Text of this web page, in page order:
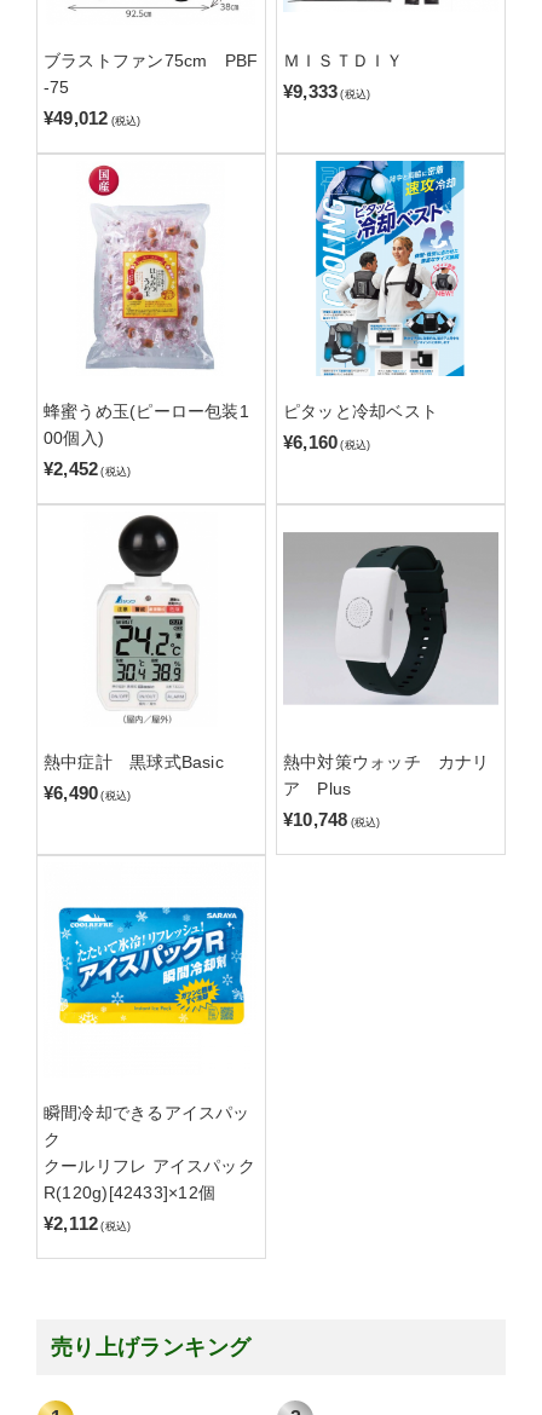
ブラストファン75cm PBF
-75
¥49,012 (税込)
ＭＩＳＴＤＩＹ
¥9,333 (税込)
蜂蜜うめ玉(ピーロー包装1
00個入)
¥2,452 (税込)
ピタッと冷却ベスト
¥6,160 (税込)
熱中症計 黒球式Basic
¥6,490 (税込)
熱中対策ウォッチ カナリ
ア Plus
¥10,748 (税込)
瞬間冷却できるアイスパッ
ク
クールリフレ アイスパック
R(120g)[42433]×12個
¥2,112 (税込)
売り上げランキング